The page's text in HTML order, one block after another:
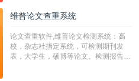
维普论文查重系统
论文查重软件,维普论文检测系统：高
校，杂志社指定系统，可检测期刊发
表，大学生，硕博等论文。检测报告支